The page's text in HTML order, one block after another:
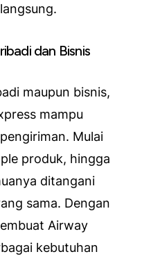
dan Bisnis
maupun bisnis,
mampu
Mulai
produk, hingga
ditangani
sama. Dengan
Airway
kebutuhan